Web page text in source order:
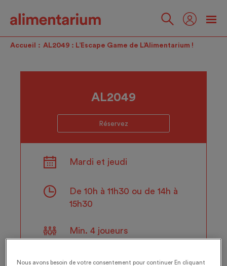
content
Suivez-
nous
Accueil AL2049 : L’Escape Game de L’Alimentarium !
AL2049
Réservez
Mardi et jeudi
De 10h à 11h30 ou de 14h à
15h30
Min. 4 joueurs
Groupe, dès 12 ans
Nous avons besoin de votre consentement pour continuer En cliquant